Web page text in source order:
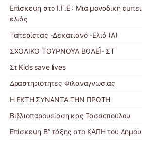
Επίσκεψη στο Ι.Γ.Ε.: Μια μοναδική
ελιάς
Ταπερίστας -Δεκατιανό -Ελιά (Α)
ΣΧΟΛΙΚΟ ΤΟΥΡΝΟΥΑ ΒΟΛΕΪ- ΣΤ
Στ Kids save lives
Δραστηριότητες Φιλαναγνωσίας
Η ΕΚΤΗ ΣΥΝΑΝΤΑ ΤΗΝ ΠΡΩΤΗ
Βιβλιοπαρουσίαση κας Τασσοπούλου
Επίσκεψη Β” τάξης στο ΚΑΠΗ του